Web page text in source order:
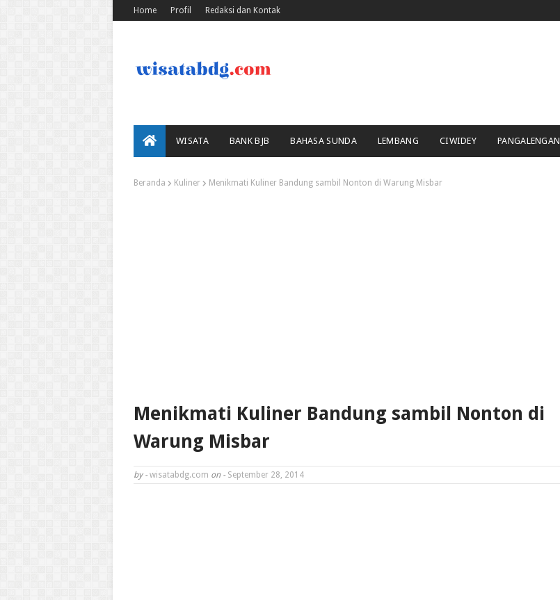
Home Profil Redaksi dan Kontak
WISATA BANK BJB BAHASA SUNDA LEMBANG CIWIDEY PANGALENGAN
Beranda Kuliner Menikmati Kuliner Bandung sambil Nonton di Warung Misbar
Menikmati Kuliner Bandung sambil Nonton di
Warung Misbar
by - wisatabdg.com on - September 28, 2014